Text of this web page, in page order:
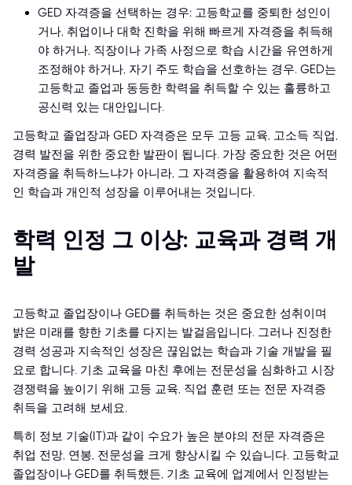
GED 자격증을 선택하는 경우: 고등학교를 중퇴한 성인이
거나, 취업이나 대학 진학을 위해 빠르게 자격증을 취득해
야 하거나, 직장이나 가족 사정으로 학습 시간을 유연하게
조정해야 하거나, 자기 주도 학습을 선호하는 경우. GED는
고등학교 졸업과 동등한 학력을 취득할 수 있는 훌륭하고
공신력 있는 대안입니다.
고등학교 졸업장과 GED 자격증은 모두 고등 교육, 고소득 직업,
경력 발전을 위한 중요한 발판이 됩니다. 가장 중요한 것은 어떤
자격증을 취득하느냐가 아니라, 그 자격증을 활용하여 지속적
인 학습과 개인적 성장을 이루어내는 것입니다.
학력 인정 그 이상: 교육과 경력 개
발
고등학교 졸업장이나 GED를 취득하는 것은 중요한 성취이며
밝은 미래를 향한 기초를 다지는 발걸음입니다. 그러나 진정한
경력 성공과 지속적인 성장은 끊임없는 학습과 기술 개발을 필
요로 합니다. 기초 교육을 마친 후에는 전문성을 심화하고 시장
경쟁력을 높이기 위해 고등 교육, 직업 훈련 또는 전문 자격증
취득을 고려해 보세요.
특히 정보 기술(IT)과 같이 수요가 높은 분야의 전문 자격증은
취업 전망, 연봉, 전문성을 크게 향상시킬 수 있습니다. 고등학교
졸업장이나 GED를 취득했든, 기초 교육에 업계에서 인정받는